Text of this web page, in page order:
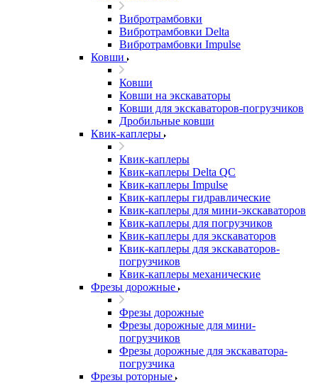
Вибротрамбовки
Вибротрамбовки Delta
Вибротрамбовки Impulse
Ковши
Ковши
Ковши на экскаваторы
Ковши для экскаваторов-погрузчиков
Дробильные ковши
Квик-каплеры
Квик-каплеры
Квик-каплеры Delta QC
Квик-каплеры Impulse
Квик-каплеры гидравлические
Квик-каплеры для мини-экскаваторов
Квик-каплеры для погрузчиков
Квик-каплеры для экскаваторов
Квик-каплеры для экскаваторов-
погрузчиков
Квик-каплеры механические
Фрезы дорожные
Фрезы дорожные
Фрезы дорожные для мини-
погрузчиков
Фрезы дорожные для экскаватора-
погрузчика
Фрезы роторные